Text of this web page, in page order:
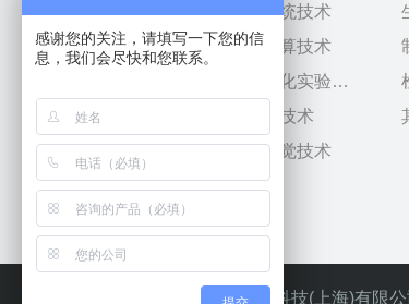
汇像介绍
使命愿景
发展历程
荣誉资质
生态合作伙伴
操作系统技术
智能计算技术
智能生化实验技术
机器人技术
机器视觉技术
Copyright © 2024 汇像智能科技(上海)有限
感谢您的关注，请填写一下您的信
息，我们会尽快和您联系。